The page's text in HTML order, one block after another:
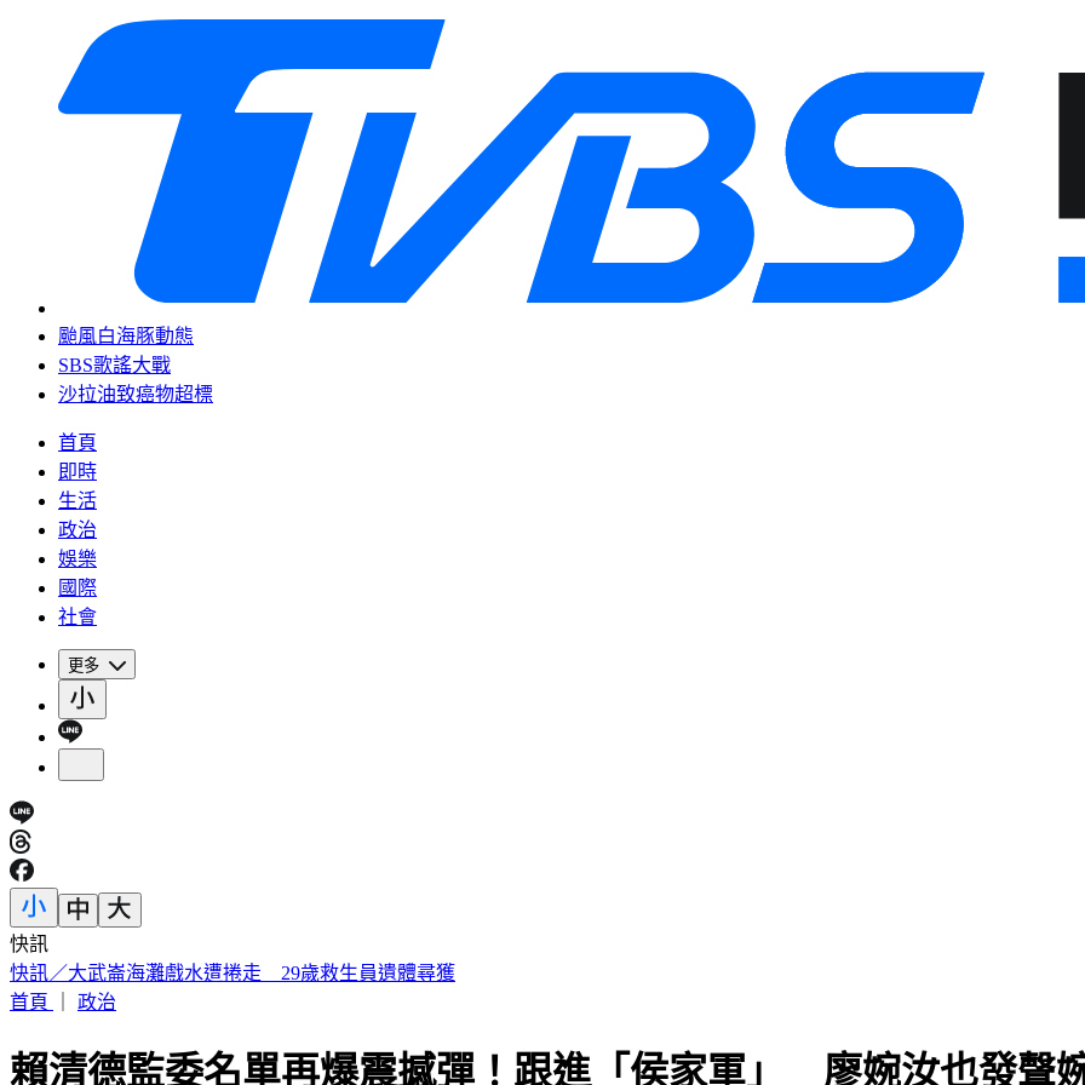
颱風白海豚動態
SBS歌謠大戰
沙拉油致癌物超標
首頁
即時
生活
政治
娛樂
國際
社會
更多
快訊
快訊／大武崙海灘戲水遭捲走 29歲救生員遺體尋獲
首頁
政治
賴清德監委名單再爆震撼彈！跟進「侯家軍」 廖婉汝也發聲